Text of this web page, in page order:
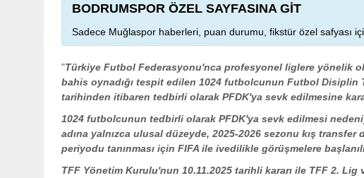
BODRUMSPOR ÖZEL SAYFASINA GİT
Sadece Muğlaspor haberleri, puan durumu, fikstür özel safyası
"Türkiye Futbol Federasyonu'nca profesyonel liglere yönelik
bahis oynadığı tespit edilen 1024 futbolcunun Futbol Disiplin
tarihinden itibaren tedbirli olarak PFDK'ya sevk edilmesine
1024 futbolcunun tedbirli olarak PFDK'ya sevk edilmesi
adına yalnızca ulusal düzeyde, 2025-2026 sezonu kış
periyodu tanınması için FIFA ile ivedilikle görüşmelere
TFF Yönetim Kurulu'nun 10.11.2025 tarihli kararı ile TFF 2.